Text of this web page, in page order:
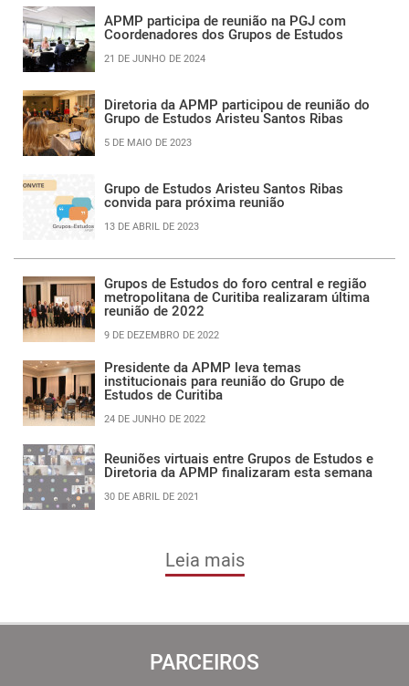
APMP participa de reunião na PGJ com
Coordenadores dos Grupos de Estudos
21 DE JUNHO DE 2024
Diretoria da APMP participou de reunião do
Grupo de Estudos Aristeu Santos Ribas
5 DE MAIO DE 2023
Grupo de Estudos Aristeu Santos Ribas
convida para próxima reunião
13 DE ABRIL DE 2023
Grupos de Estudos do foro central e região
metropolitana de Curitiba realizaram última
reunião de 2022
9 DE DEZEMBRO DE 2022
Presidente da APMP leva temas
institucionais para reunião do Grupo de
Estudos de Curitiba
24 DE JUNHO DE 2022
Reuniões virtuais entre Grupos de Estudos e
Diretoria da APMP finalizaram esta semana
30 DE ABRIL DE 2021
Leia mais
PARCEIROS